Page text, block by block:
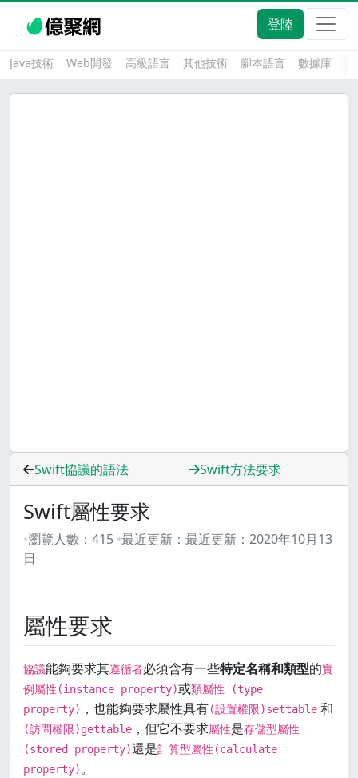
登陸
Java技術 Web開發 高級語言 其他技術 腳本語言 數據庫
Swift協議的語法 Swift方法要求
Swift屬性要求
瀏覽人數： 415 最近更新： 最近更新： 2020年10月13
日
屬性要求
協議能夠要求其遵循者必須含有一些特定名稱和類型的實
例屬性(instance property)或類屬性 (type
property) ，也能夠要求屬性具有(設置權限)settable 和
(訪問權限)gettable ，但它不要求屬性是存儲型屬性
(stored property)還是計算型屬性(calculate
property)。